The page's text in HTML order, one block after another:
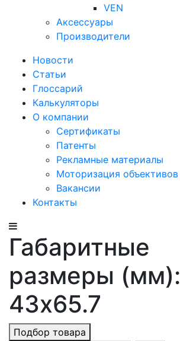
VEN
Аксессуары
Производители
Новости
Статьи
Глоссарий
Калькуляторы
О компании
Сертификаты
Патенты
Рекламные материалы
Моторизация объективов
Вакансии
Контакты
Габаритные
размеры (мм):
43x65.7
Подбор товара